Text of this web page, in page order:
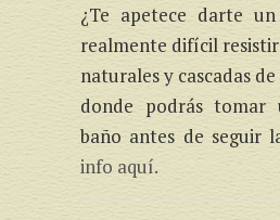
¿Te apetece darte un
realmente difícil
naturales y cascadas
donde podrás tomar
baño antes de seguir
info aquí.